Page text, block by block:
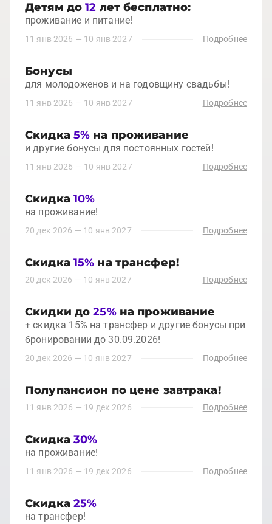
Детям до12 лет бесплатно:
проживание и питание!
11 янв 2026 — 10 янв 2027 Подробнее
Бонусы
для молодоженов и на годовщину свадьбы!
11 янв 2026 — 10 янв 2027 Подробнее
Скидка 5% на проживание
и другие бонусы для постоянных гостей!
11 янв 2026 — 10 янв 2027 Подробнее
Скидка 10%
на проживание!
20 дек 2026 — 10 янв 2027 Подробнее
Скидка 15% на трансфер!
20 дек 2026 — 10 янв 2027 Подробнее
Скидки до25%на проживание
+ скидка 15% на трансфер и другие бонусы при
бронировании до 30.09.2026!
20 дек 2026 — 10 янв 2027 Подробнее
Полупансион по цене завтрака!
11 янв 2026 — 19 дек 2026 Подробнее
Скидка 30%
на проживание!
11 янв 2026 — 19 дек 2026 Подробнее
Скидка 25%
на трансфер!